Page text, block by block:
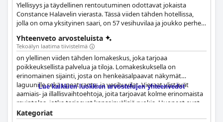
Ylellisyys ja täydellinen rentoutuminen odottavat jokaista
Constance Halavelin vierasta. Tässä viiden tähden hotellissa,
jolla on oma yksityinen saari, on 57 vesihuvilaa ja joukko perhe-,
sisustettu ja täysin varustettu kaikilla ylellisillä mukavuuksilla,
joita vieraat saattavat tarvita. Käytettävissänne on loputtomasti
valkoista hiekkarantaa, yksityisiä äärettömiä uima-altaita,
hienoja ruokailumahdollisuuksia ja vehreää luontoa kaikkialla
ympärillänne, joten on varmaa, että vierailustanne tässä
erinomaisessa hotellissa tulee yhtä yksityinen, rentouttava ja
upea kuin kuvittelette sen olevan.
Yhteenveto arvosteluista
Tekoälyn laatima tiivistelmä
on ylellinen viiden tähden lomakeskus, joka tarjoaa
poikkeuksellista palvelua ja tiloja. Lomakeskuksella on
erinomainen sijainti, josta on henkeäsalpaavat näkymät
laguunille sekä upeat ranta- ja vesihuvilat. Vieraat ylistävät
aamiais- ja illallisvaihtoehtoja, joita tarjoavat kolme erinomaista
ravintolaa, jotka tarjoavat kansainvälisiä ruokia. Huoneet ovat
tilavia, siistejä ja mukavia, ja niissä on oma uima-allas ja kaunis
Lue kaikkien luokkien arvostelujen yhteenvedot
Kategoriat